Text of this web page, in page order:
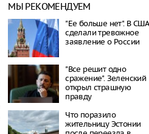
Таксопарки Москвы требуют
снижения штрафов за нарушения
парковки
11:19
В Туле неизвестный несколько раз
выстрелил в разработчика дронов
В Тверской области сгорел город,
построенный для съемок
«Молодинской битвы»
В Рязани после атаки БПЛА
МЫ РЕКОМЕНДУЕМ
"Ее больше нет". В США
сделали тревожное
заявление о России
"Все решит одно
сражение". Зеленский
открыл страшную
правду
Что поразило
жительницу Эстонии